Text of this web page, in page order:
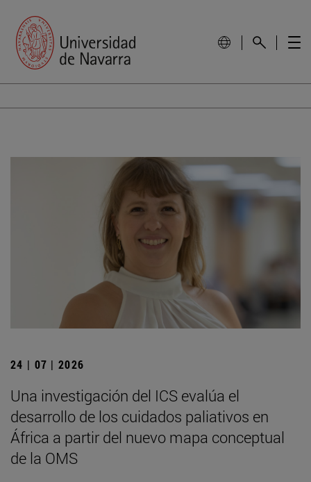
24 | 07 | 2026
Una investigación del ICS evalúa el
desarrollo de los cuidados paliativos en
África a partir del nuevo mapa conceptual
de la OMS